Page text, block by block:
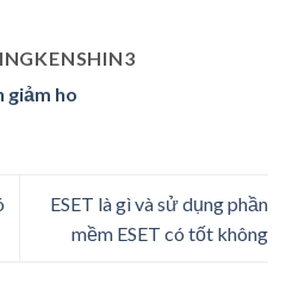
giảm ho
ESET là gì và sử dụng phần
mềm ESET có tốt không